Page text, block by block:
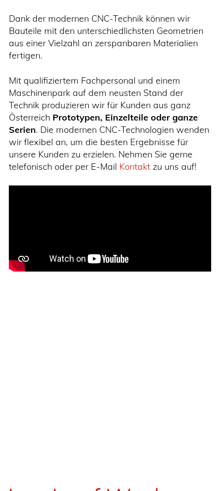
Dank der modernen CNC-Technik können wir
Bauteile mit den unterschiedlichsten Geometrien
aus einer Vielzahl an zerspanbaren Materialien
fertigen.
Mit qualifiziertem Fachpersonal und einem
Maschinenpark auf dem neusten Stand der
Technik produzieren wir für Kunden aus ganz
Österreich Prototypen, Einzelteile oder ganze
Serien. Die modernen CNC-Technologien wenden
wir flexibel an, um die besten Ergebnisse für
unsere Kunden zu erzielen. Nehmen Sie gerne
telefonisch oder per E-Mail Kontakt zu uns auf!